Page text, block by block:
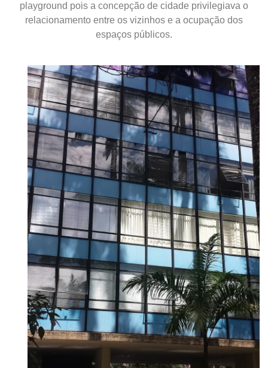
playground pois a concepção de cidade privilegiava o
relacionamento entre os vizinhos e a ocupação dos
espaços públicos.